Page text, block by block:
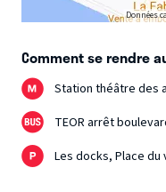
Données
Comment se rendre
Station théâtre des
TEOR arrêt
Les docks, Place